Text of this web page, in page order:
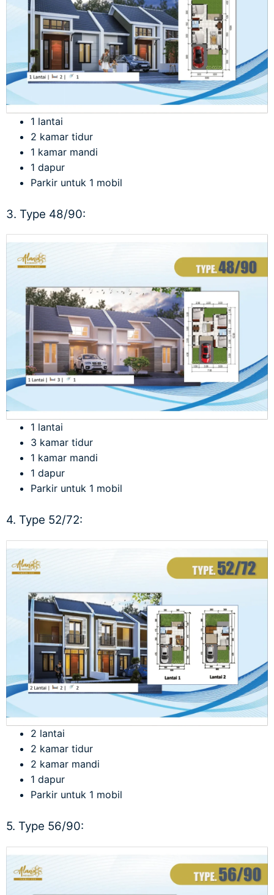
1 lantai
2 kamar tidur
1 kamar mandi
1 dapur
Parkir untuk 1 mobil
3. Type 48/90:
1 lantai
3 kamar tidur
1 kamar mandi
1 dapur
Parkir untuk 1 mobil
4. Type 52/72:
2 lantai
2 kamar tidur
2 kamar mandi
1 dapur
Parkir untuk 1 mobil
5. Type 56/90: